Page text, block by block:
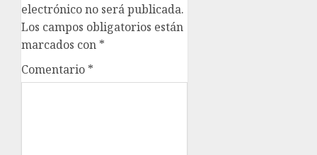
electrónico no será publicada.
Los campos obligatorios están
marcados con *
Comentario *